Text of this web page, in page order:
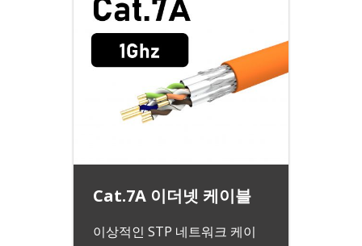
Cat.7A 이더넷 케이블
이상적인 STP 네트워크 케이